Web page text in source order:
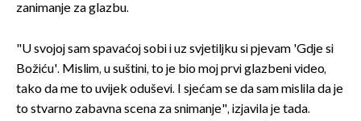
zanimanje za glazbu.
"U svojoj sam spavaćoj sobi i uz svjetiljku si pjevam 'Gdje si
Božiću'. Mislim, u suštini, to je bio moj prvi glazbeni video,
tako da me to uvijek oduševi. I sjećam se da sam mislila da je
to stvarno zabavna scena za snimanje", izjavila je tada.